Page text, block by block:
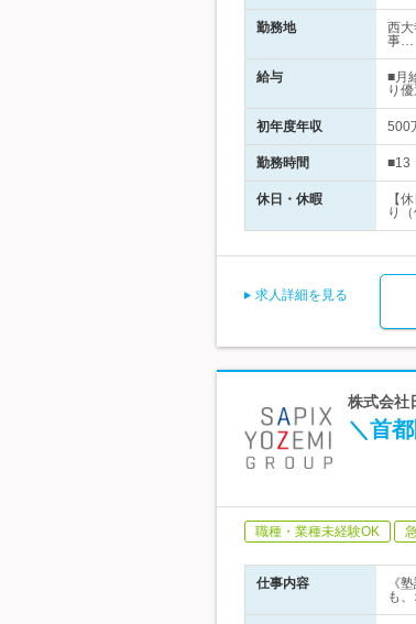
勤務地
西
事…
給与
■月
り
初年度年収 500
勤務時間 ■13
休日・休暇
【
り
求人詳細を見る
株式会社
＼首
職種・業種未経験OK
仕事内容
《
も